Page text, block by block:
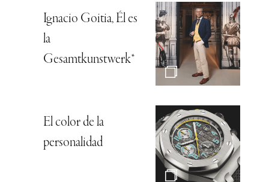
Ignacio Goitia, Él es
la
Gesamtkunstwerk*
El color de la
personalidad